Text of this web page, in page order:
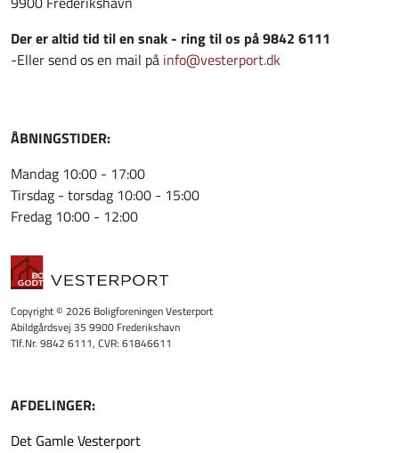
Der er altid tid til en snak - ring til os på 9842 6111
-Eller send os en mail på info@vesterport.dk
ÅBNINGSTIDER:
Mandag 10:00 - 17:00
Tirsdag - torsdag 10:00 - 15:00
Fredag 10:00 - 12:00
Copyright © 2026 Boligforeningen Vesterport
Abildgårdsvej 35 9900 Frederikshavn
Tlf.Nr. 9842 6111, CVR: 61846611
AFDELINGER:
Det Gamle Vesterport